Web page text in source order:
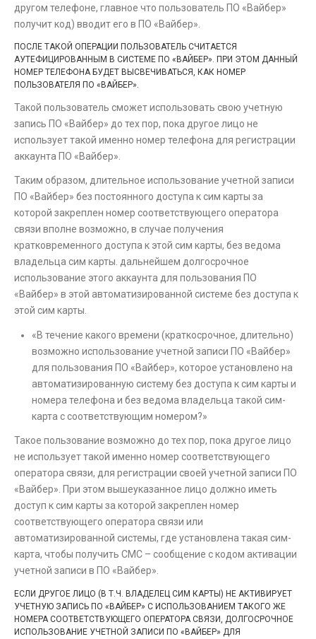
другом телефоне, главное что пользователь ПО «Вайбер»
получит код) вводит его в ПО «Вайбер».
ПОСЛЕ ТАКОЙ ОПЕРАЦИИ ПОЛЬЗОВАТЕЛЬ СЧИТАЕТСЯ
АУТЕФИЦИРОВАННЫМ В СИСТЕМЕ ПО «ВАЙБЕР». ПРИ ЭТОМ ДАННЫЙ
НОМЕР ТЕЛЕФОНА БУДЕТ ВЫСВЕЧИВАТЬСЯ, КАК НОМЕР
ПОЛЬЗОВАТЕЛЯ ПО «ВАЙБЕР».
Такой пользователь сможет использовать свою учетную
запись ПО «Вайбер» до тех пор, пока другое лицо не
использует такой именно номер телефона для регистрации
аккаунта ПО «Вайбер».
Таким образом, длительное использование учетной записи
ПО «Вайбер» без постоянного доступа к сим карты за
которой закреплен номер соответствующего оператора
связи вполне возможно, в случае получения
кратковременного доступа к этой сим карты, без ведома
владельца сим карты. дальнейшем долгосрочное
использование этого аккаунта для пользования ПО
«Вайбер» в этой автоматизированной системе без доступа к
этой сим карты.
«В течение какого времени (краткосрочное, длительно)
возможно использование учетной записи ПО «Вайбер»
для пользования ПО «Вайбер», которое установлено на
автоматизированную систему без доступа к сим карты и
номера телефона и без ведома владельца такой сим-
карта с соответствующим номером?»
Такое пользование возможно до тех пор, пока другое лицо
не использует такой именно номер соответствующего
оператора связи, для регистрации своей учетной записи ПО
«Вайбер». При этом вышеуказанное лицо должно иметь
доступ к сим карты за которой закреплен номер
соответствующего оператора связи или
автоматизированной системы, где установлена такая сим-
карта, чтобы получить СМС – сообщение с кодом активации
учетной записи в ПО «Вайбер».
ЕСЛИ ДРУГОЕ ЛИЦО (В Т.Ч. ВЛАДЕЛЕЦ СИМ КАРТЫ) НЕ АКТИВИРУЕТ
УЧЕТНУЮ ЗАПИСЬ ПО «ВАЙБЕР» С ИСПОЛЬЗОВАНИЕМ ТАКОГО ЖЕ
НОМЕРА СООТВЕТСТВУЮЩЕГО ОПЕРАТОРА СВЯЗИ, ДОЛГОСРОЧНОЕ
ИСПОЛЬЗОВАНИЕ УЧЕТНОЙ ЗАПИСИ ПО «ВАЙБЕР» ДЛЯ